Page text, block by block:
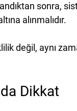
sonra,
alınmalıdır.
değil, aynı
Dikkat